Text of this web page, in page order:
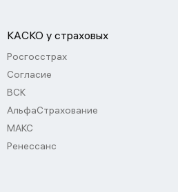
КАСКО у страховых
Росгосстрах
Согласие
ВСК
АльфаСтрахование
МАКС
Ренессанс